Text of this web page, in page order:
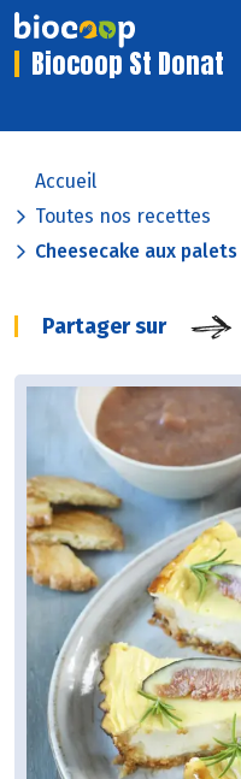
Biocoop St Donat
Accueil
Toutes nos recettes
Cheesecake aux
Partager sur